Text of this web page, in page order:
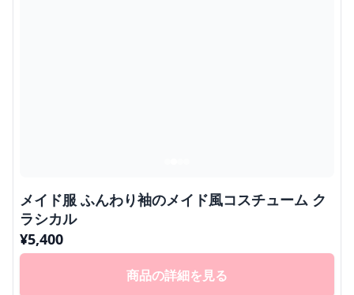
メイド服 ふんわり袖のメイド風コスチューム ク
ラシカル
¥5,400
商品の詳細を見る